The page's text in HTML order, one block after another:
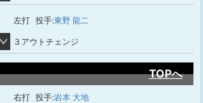
左打 投手:東野 龍二
３アウトチェンジ
TOPへ
右打 投手:岩本 大地